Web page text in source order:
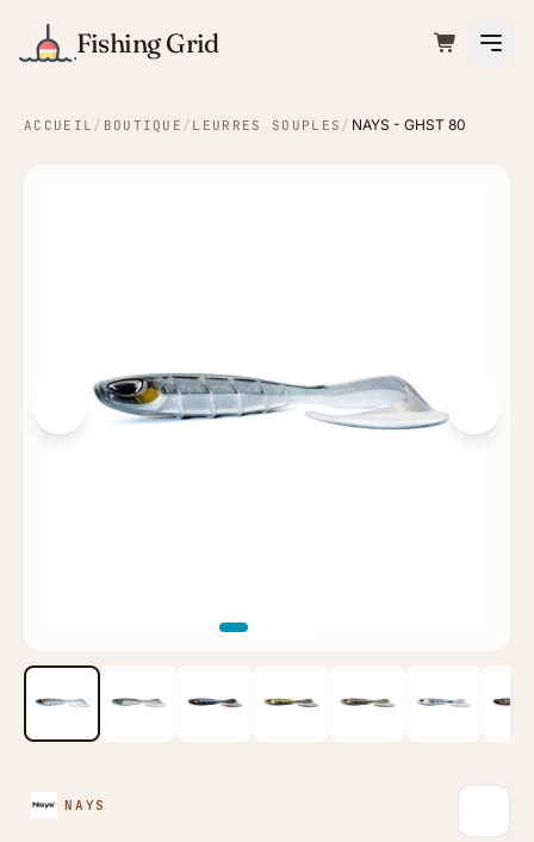
Fishing Grid
ACCUEIL / BOUTIQUE / LEURRES SOUPLES / NAYS - GHST 80
NAYS